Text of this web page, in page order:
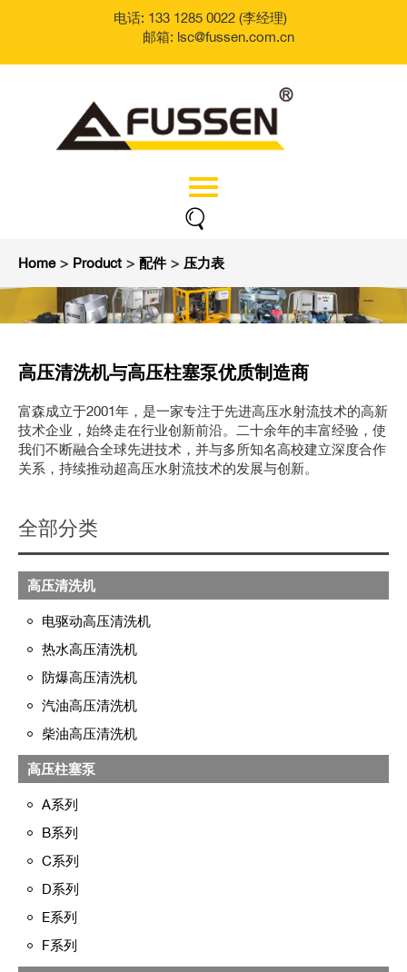
电话: 133 1285 0022 (李经理)
邮箱: lsc@fussen.com.cn
Home > Product > 配件 > 压力表
高压清洗机与高压柱塞泵优质制造商
富森成立于2001年，是一家专注于先进高压水射流技术的高新
技术企业，始终走在行业创新前沿。二十余年的丰富经验，使
我们不断融合全球先进技术，并与多所知名高校建立深度合作
关系，持续推动超高压水射流技术的发展与创新。
全部分类
高压清洗机
电驱动高压清洗机
热水高压清洗机
防爆高压清洗机
汽油高压清洗机
柴油高压清洗机
高压柱塞泵
A系列
B系列
C系列
D系列
E系列
F系列